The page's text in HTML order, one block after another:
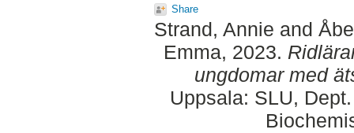
Share
Strand, Annie and
Emma, 2023.
ungdomar med
Uppsala: SLU,